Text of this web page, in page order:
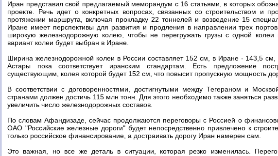
Иран представил свой предлагаемый меморандум с 16 статьями, в которых
проекте. Речь идет о конкретных вопросах, связанных со строительством и
протяжении маршрута, включая прокладку 22 тоннелей и возведение 15
Иране имеет перспективы для развития и продления в направлении трех
широкую железнодорожную колею, чтобы не перегружать грузы с одной
вариант колеи будет выбран в Иране.
Ширина железнодорожной колеи в России составляет 152 см, в Иране - 143,5 см,
Астары пока соответствует иранским стандартам. Есть предложение
существующим, колея которой будет 152 см, что повысит пропускную мощность
В соответствии с договоренностями, достигнутыми между Тегераном и
странами должен достичь 115 млн тонн. Для этого необходимо также заняться
увеличить число железнодорожных составов.
По словам Афандизаде, сейчас продолжаются переговоры с Россией о
ОАО "Российские железные дороги" будет непосредственно привлечено к
только российское финансирование, а достраивать дорогу Иран намерен сам.
Это важная, но все же деталь в ситуации, которая резко изменилась.